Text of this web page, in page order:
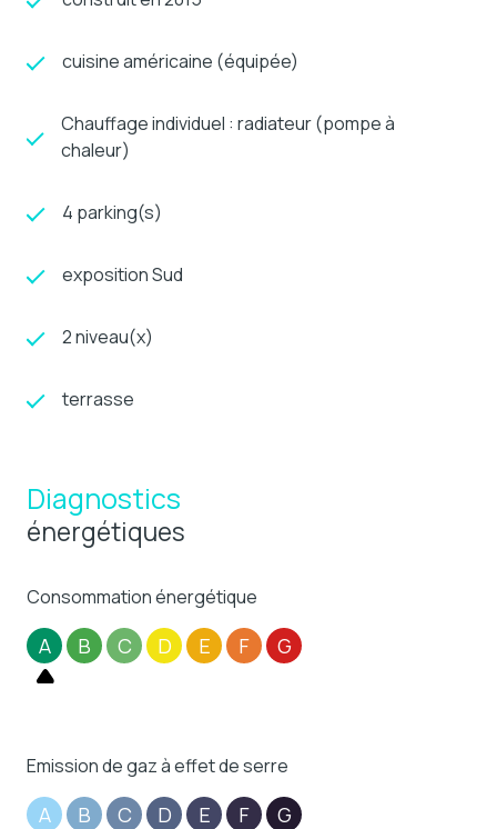
cuisine américaine (équipée)
Chauffage individuel : radiateur (pompe à
chaleur)
4 parking(s)
exposition Sud
2 niveau(x)
terrasse
Diagnostics
énergétiques
Consommation énergétique
A B C D E F G
Emission de gaz à effet de serre
A B C D E F G